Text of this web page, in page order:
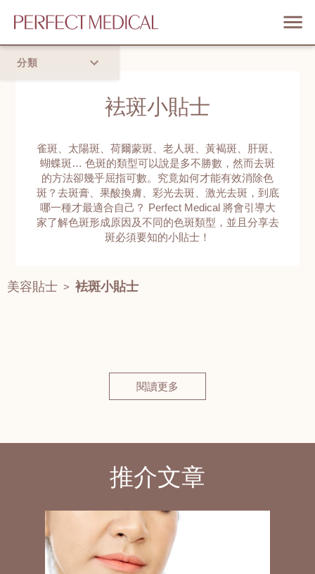
分類
袪斑小貼士
雀斑、太陽斑、荷爾蒙斑、老人斑、黃褐斑、肝斑、
蝴蝶斑… 色斑的類型可以說是多不勝數，然而去斑
的方法卻幾乎屈指可數。究竟如何才能有效消除色
斑？去斑膏、果酸換膚、彩光去斑、激光去斑，到底
哪一種才最適合自己？ Perfect Medical 將會引導大
家了解色斑形成原因及不同的色斑類型，並且分享去
斑必須要知的小貼士！
美容貼士 > 袪斑小貼士
閱讀更多
推介文章